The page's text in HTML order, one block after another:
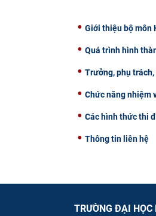
Giới thiệu bộ môn
Quá trình hình
Trưởng, phụ
Chức năng nhiệm
Các hình thức thi
​Thông tin liên hệ
TRƯỜNG ĐẠI HỌC